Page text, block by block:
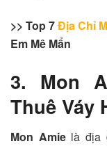
>> Top 7Địa Chỉ
Em Mê Mẩn
3. Mon
Thuê Váy
Mon Amielà địa